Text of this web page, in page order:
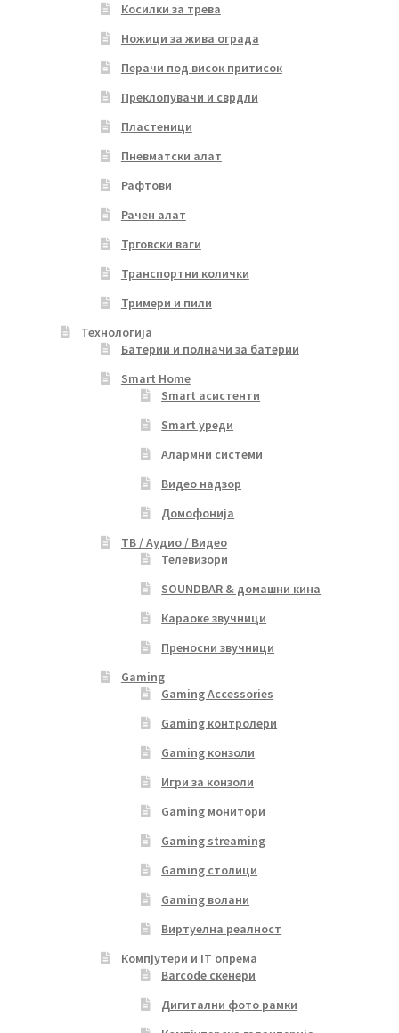
Косилки за трева
Ножици за жива ограда
Перачи под висок притисок
Преклопувачи и сврдли
Пластеници
Пневматски алат
Рафтови
Рачен алат
Трговски ваги
Транспортни колички
Тримери и пили
Технологија
Батерии и полначи за батерии
Smart Home
Smart асистенти
Smart уреди
Алармни системи
Видео надзор
Домофонија
ТВ / Аудио / Видео
Телевизори
SOUNDBAR & домашни кина
Караоке звучници
Преносни звучници
Gaming
Gaming Accessories
Gaming контролери
Gaming конзоли
Игри за конзоли
Gaming монитори
Gaming streaming
Gaming столици
Gaming волани
Виртуелна реалност
Компјутери и IT опрема
Barcode скенери
Дигитални фото рамки